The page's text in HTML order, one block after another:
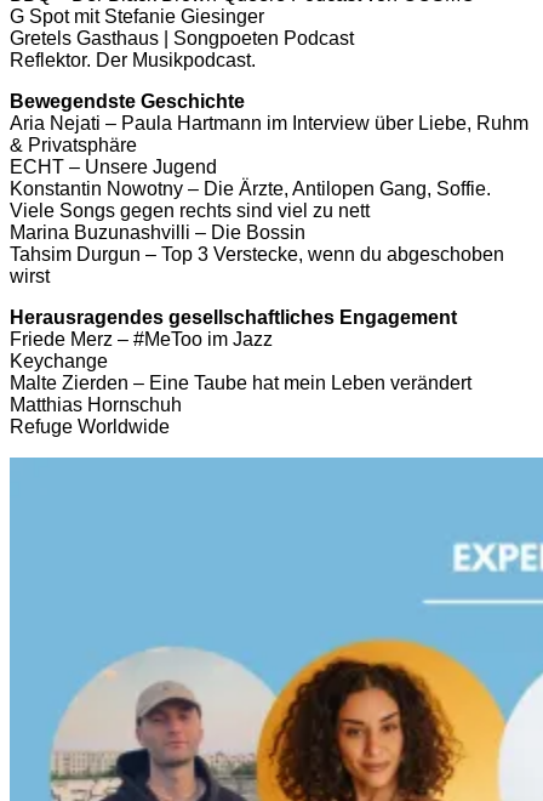
G Spot mit Stefanie Giesinger
Gretels Gasthaus | Songpoeten Podcast
Reflektor. Der Musikpodcast.
Bewegendste Geschichte
Aria Nejati – Paula Hartmann im Interview über Liebe, Ruhm
& Privatsphäre
ECHT – Unsere Jugend
Konstantin Nowotny – Die Ärzte, Antilopen Gang, Soffie.
Viele Songs gegen rechts sind viel zu nett
Marina Buzunashvilli – Die Bossin
Tahsim Durgun – Top 3 Verstecke, wenn du abgeschoben
wirst
Herausragendes gesellschaftliches Engagement
Friede Merz – #MeToo im Jazz
Keychange
Malte Zierden – Eine Taube hat mein Leben verändert
Matthias Hornschuh
Refuge Worldwide